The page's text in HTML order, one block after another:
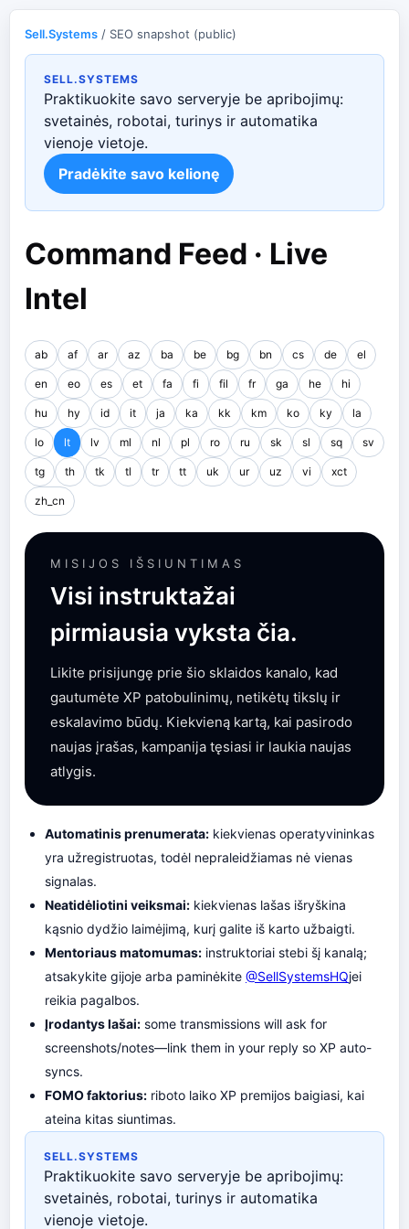
Sell.Systems / SEO snapshot (public)
SELL.SYSTEMS
Praktikuokite savo serveryje be apribojimų:
svetainės, robotai, turinys ir automatika
vienoje vietoje.
Pradėkite savo kelionę
Command Feed · Live
Intel
ab af ar az ba be bg bn cs de el
en eo es et fa fi fil fr ga he hi
hu hy id it ja ka kk km ko ky la
lo lt lv ml nl pl ro ru sk sl sq sv
tg th tk tl tr tt uk ur uz vi xct
zh_cn
MISIJOS IŠSIUNTIMAS
Visi instruktažai
pirmiausia vyksta čia.
Likite prisijungę prie šio sklaidos kanalo, kad
gautumėte XP patobulinimų, netikėtų tikslų ir
eskalavimo būdų. Kiekvieną kartą, kai pasirodo
naujas įrašas, kampanija tęsiasi ir laukia naujas
atlygis.
Automatinis prenumerata: kiekvienas operatyvininkas
yra užregistruotas, todėl nepraleidžiamas nė vienas
signalas.
Neatidėliotini veiksmai: kiekvienas lašas išryškina
kąsnio dydžio laimėjimą, kurį galite iš karto užbaigti.
Mentoriaus matomumas: instruktoriai stebi šį kanalą;
atsakykite gijoje arba paminėkite @SellSystemsHQjei
reikia pagalbos.
Įrodantys lašai: some transmissions will ask for
screenshots/notes—link them in your reply so XP auto-
syncs.
FOMO faktorius: riboto laiko XP premijos baigiasi, kai
ateina kitas siuntimas.
SELL.SYSTEMS
Praktikuokite savo serveryje be apribojimų:
svetainės, robotai, turinys ir automatika
vienoje vietoje.